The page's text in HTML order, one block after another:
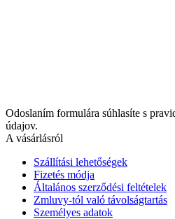
Odoslaním formulára súhlasíte s
údajov.
A vásárlásról
Szállítási lehetőségek
Fizetés módja
Általános szerződési feltételek
Zmluvy-tól való távolságtartás
Személyes adatok